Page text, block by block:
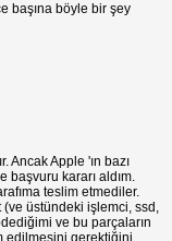
başına böyle bir şey
Ancak Apple 'ın bazı
başvuru kararı aldım.
teslim etmediler.
üstündeki işlemci, ssd,
ve bu parçaların
edilmesini gerektiğini